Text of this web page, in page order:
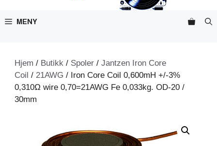
MENY
Hjem / Butikk / Spoler / Jantzen Iron Core
Coil / 21AWG / Iron Core Coil 0,600mH +/-3%
0,310Ω wire 0,70=21AWG Fe 0,033kg. OD-20 /
30mm